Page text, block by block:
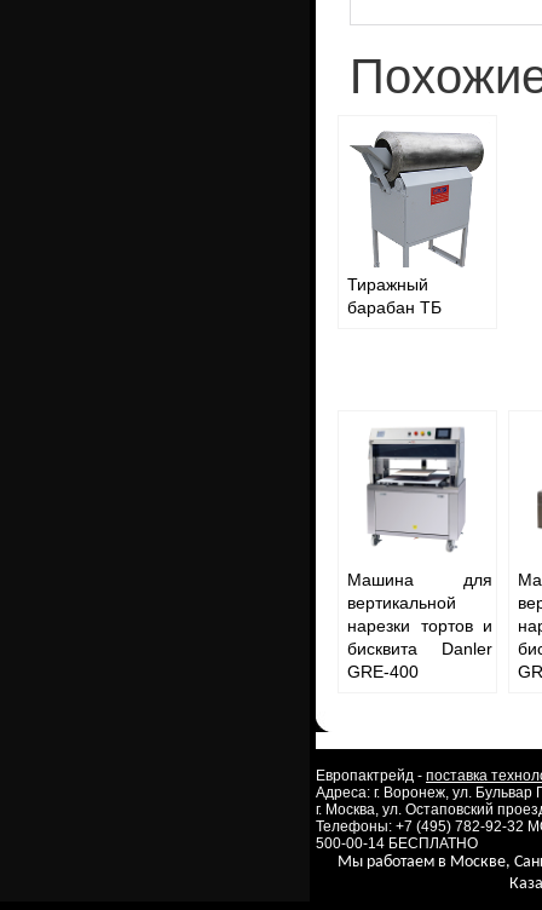
Тиражный
барабан ТБ
Машина для
вертикальной
нарезки тортов и
бисквита Danler
GRE-400
Европактрейд - поставка
Адреса: г. Воронеж, ул.
г. Москва, ул. Остаповский
Телефоны: +7 (495) 782-92-32
500-00-14 БЕСПЛАТНО
Мы работаем в Москве,